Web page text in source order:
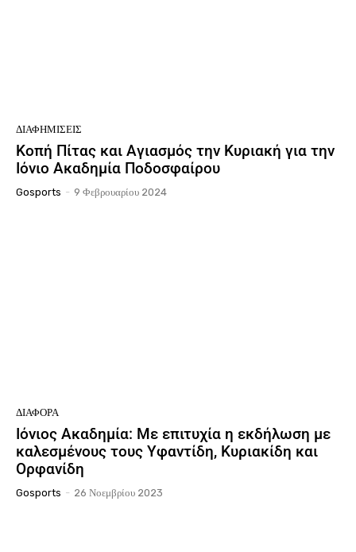
ΔΙΑΦΗΜΊΣΕΙΣ
Κοπή Πίτας και Αγιασμός την Κυριακή για την
Ιόνιο Ακαδημία Ποδοσφαίρου
Gosports - 9 Φεβρουαρίου 2024
ΔΙΆΦΟΡΑ
Ιόνιος Ακαδημία: Με επιτυχία η εκδήλωση με
καλεσμένους τους Υφαντίδη, Κυριακίδη και
Ορφανίδη
Gosports - 26 Νοεμβρίου 2023